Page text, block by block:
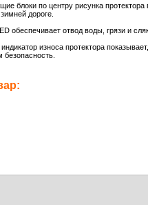
блоки по центру рисунка
дороге.
обеспечивает отвод воды, грязи и
износа протектора